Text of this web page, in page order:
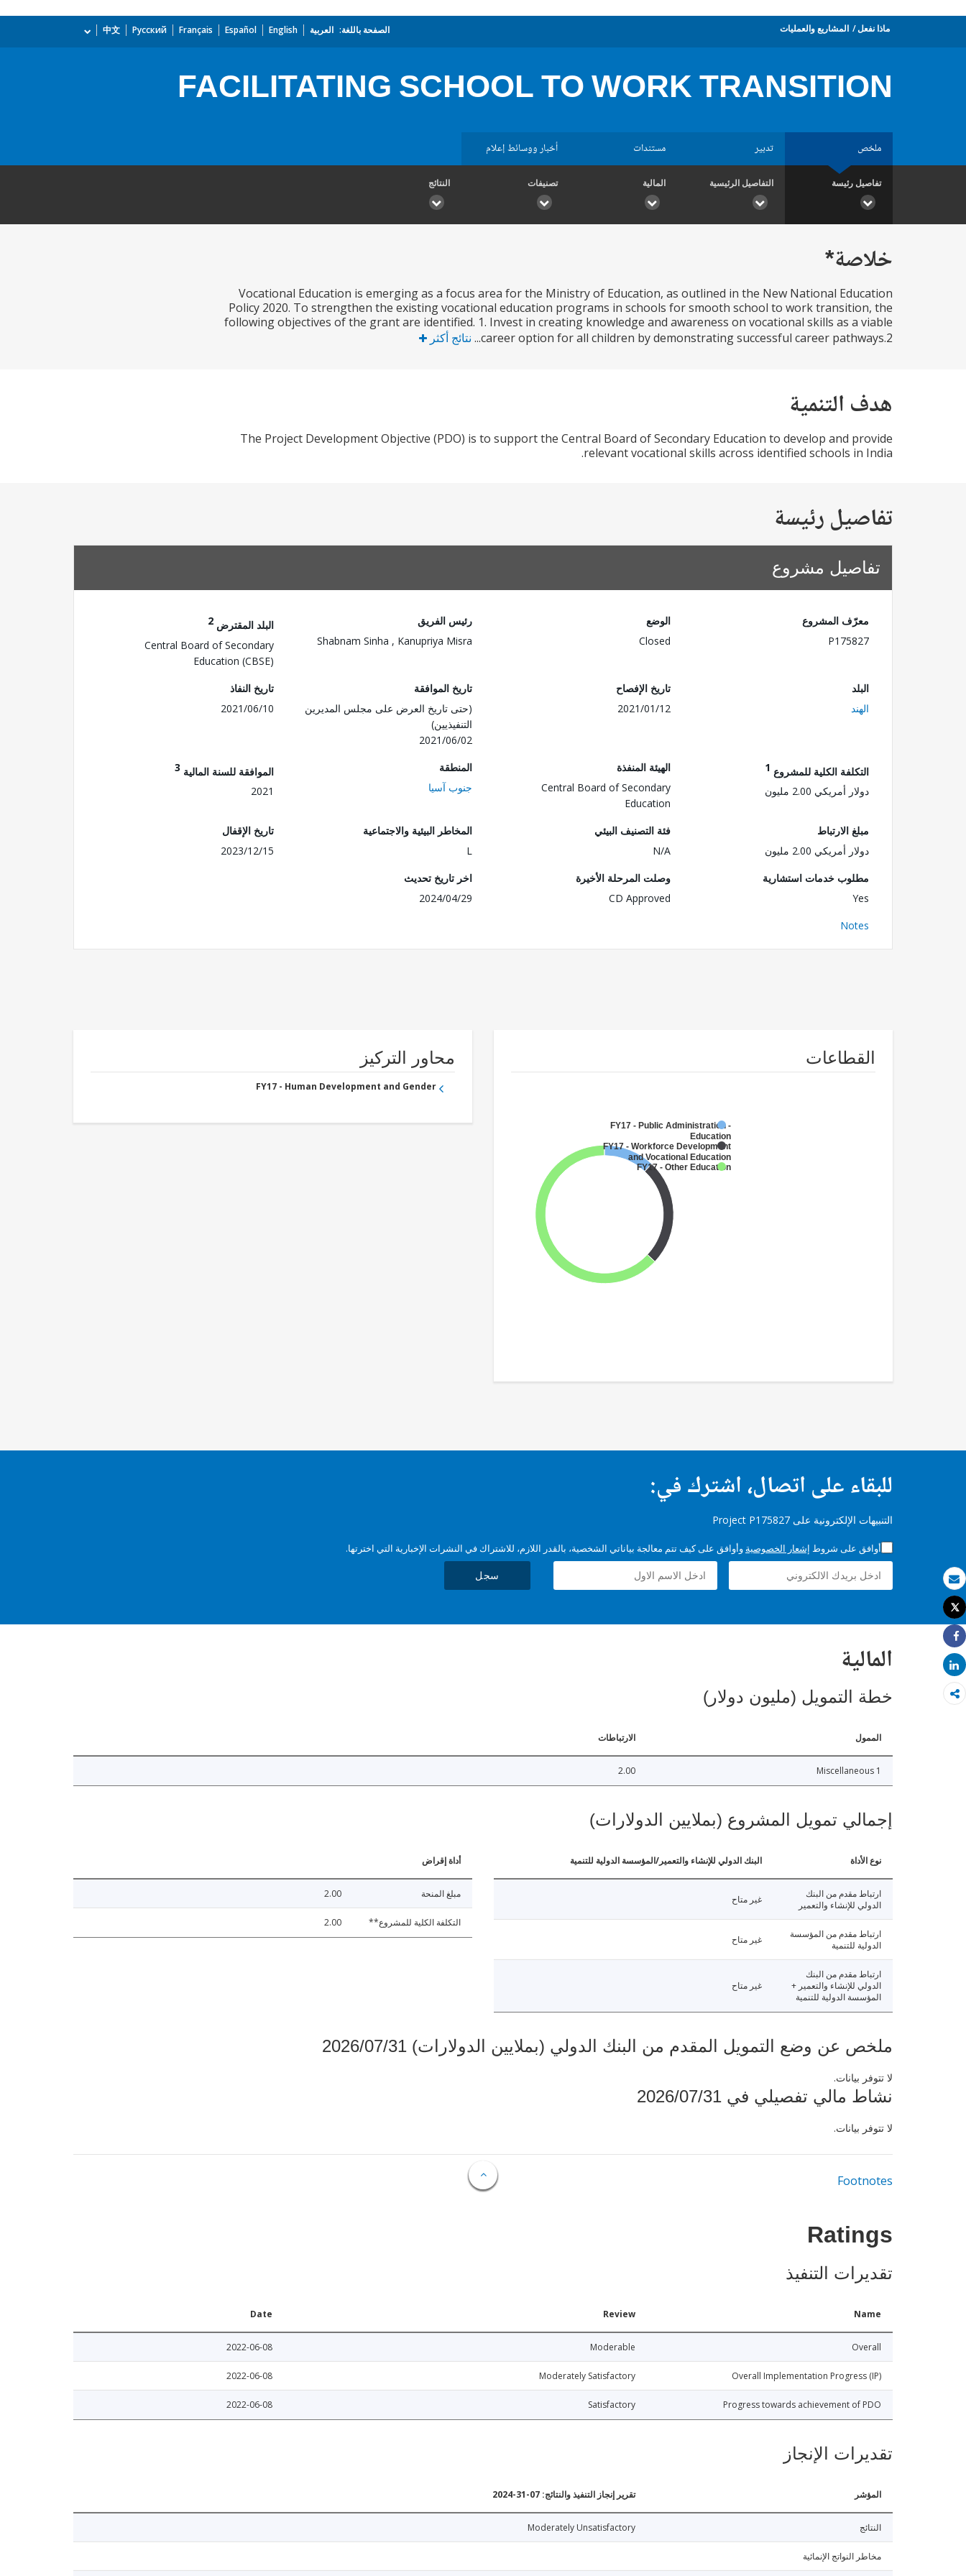
بريد الكتروني
طباعة
Tweet
Share
Share
ماذا نفعل المشاريع والعمليات الصفحة باللغة: العربية English
Español
Français
Русский
中文
FACILITATING SCHOOL TO WORK TRANSITION
ملخص تدبير مستندات أخبار ووسائط إعلام
تفاصيل رئيسة التفاصيل الرئيسية المالية تصنيفات النتائج
خلاصة*
Vocational Education is emerging as a focus area for the Ministry of Education, as outlined in the New National Education
Policy 2020. To strengthen the existing vocational education programs in schools for smooth school to work transition, the
following objectives of the grant are identified. 1. Invest in creating knowledge and awareness on vocational skills as a viable
career option for all children by demonstrating successful career pathways.2...
نتائج أكثر
هدف التنمية
The Project Development Objective (PDO) is to support the Central Board of Secondary Education to develop and provide
relevant vocational skills across identified schools in India.
تفاصيل رئيسة
تفاصيل مشروع
معرّف المشروع
P175827
الوضع
Closed
رئيس الفريق
Shabnam Sinha , Kanupriya Misra
البلد المقترض 2
Central Board of Secondary
Education (CBSE)
البلد
الهند
تاريخ الإفصاح
2021/01/12
تاريخ الموافقة
(حتى تاريخ العرض على مجلس المديرين
التنفيذيين)
2021/06/02
تاريخ النفاذ
2021/06/10
التكلفة الكلية للمشروع 1
دولار أمريكي 2.00 مليون
الهيئة المنفذة
Central Board of Secondary
Education
المنطقة
جنوب آسيا
الموافقة للسنة المالية 3
2021
مبلغ الارتباط
دولار أمريكي 2.00 مليون
فئة التصنيف البيئي
N/A
المخاطر البيئية والاجتماعية
L
تاريخ الإقفال
2023/12/15
مطلوب خدمات استشارية
Yes
وصلت المرحلة الأخيرة
CD Approved
اخر تاريخ تحديث
2024/04/29
Notes
القطاعات
FY17 - Public Administration -
Education
FY17 - Workforce Development
and Vocational Education
FY17 - Other Education
محاور التركيز
FY17 - Human Development and Gender
للبقاء على اتصال، اشترك في:
التنبيهات الإلكترونية على Project P175827
أوافق على شروط إشعار الخصوصية وأوافق على كيف تتم معالجة بياناتي الشخصية، بالقدر اللازم، للاشتراك في النشرات الإخبارية التي اخترتها.
سجل
المالية
خطة التمويل (مليون دولار)
الممول الارتباطات
Miscellaneous 1
2.00
إجمالي تمويل المشروع (بملايين الدولارات)
نوع الأداة البنك الدولي للإنشاء والتعمير/المؤسسة الدولية للتنمية
ارتباط مقدم من البنك
الدولي للإنشاء والتعمير
غير متاح
ارتباط مقدم من المؤسسة
الدولية للتنمية
غير متاح
ارتباط مقدم من البنك
الدولي للإنشاء والتعمير +
المؤسسة الدولية للتنمية
غير متاح
أداة إقراض
مبلغ المنحة 2.00
التكلفة الكلية للمشروع** 2.00
ملخص عن وضع التمويل المقدم من البنك الدولي (بملايين الدولارات) 2026/07/31
لا تتوفر بيانات.
نشاط مالي تفصيلي في 2026/07/31
لا تتوفر بيانات.
Footnotes
Ratings
تقديرات التنفيذ
Name
Review
Date
Overall
Moderable
2022-06-08
Overall Implementation Progress (IP)
Moderately Satisfactory
2022-06-08
Progress towards achievement of PDO
Satisfactory
2022-06-08
تقديرات الإنجاز
المؤشر تقرير إنجاز التنفيذ والنتائج: 07-31-2024
النتائج Moderately Unsatisfactory
مخاطر النواتج الإنمائية